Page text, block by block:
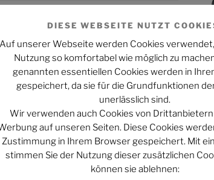
veröffentlicht.Erforderliche Felder
DIESE WEBSEITE NUTZT
Auf unserer Webseite werden Cookies
Nutzung so komfortabel wie möglich zu
genannten essentiellen Cookies werden in
gespeichert, da sie für die Grundfunktionen
unerlässlich sind.
Wir verwenden auch Cookies von
auf unseren Seiten. Diese Cookies
Zustimmung in Ihrem Browser gespeichert. Mit
stimmen Sie der Nutzung dieser zusätzlichen
können sie ablehnen: